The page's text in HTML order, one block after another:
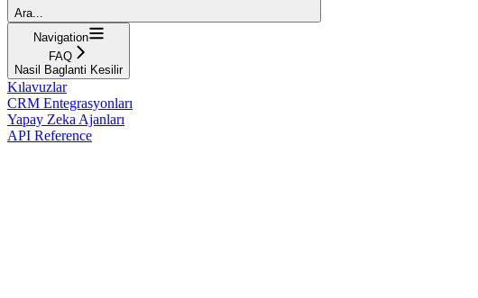
Ara...
Navigation
FAQ
Nasil Baglanti Kesilir
Kılavuzlar
CRM Entegrasyonları
Yapay Zeka Ajanları
API Reference